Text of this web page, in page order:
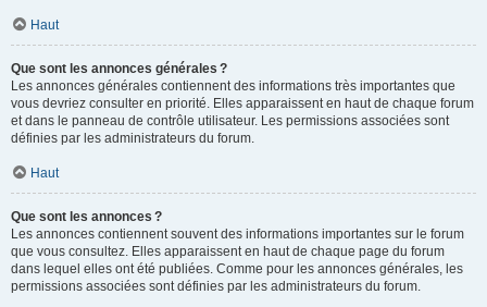
Haut
Que sont les annonces générales ?
Les annonces générales contiennent des informations très importantes que
vous devriez consulter en priorité. Elles apparaissent en haut de chaque forum
et dans le panneau de contrôle utilisateur. Les permissions associées sont
définies par les administrateurs du forum.
Haut
Que sont les annonces ?
Les annonces contiennent souvent des informations importantes sur le forum
que vous consultez. Elles apparaissent en haut de chaque page du forum
dans lequel elles ont été publiées. Comme pour les annonces générales, les
permissions associées sont définies par les administrateurs du forum.